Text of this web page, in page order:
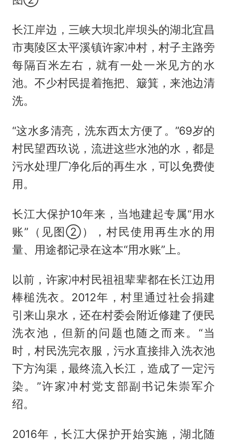
长江岸边，三峡大坝北岸坝头的湖北宜昌
市夷陵区太平溪镇许家冲村，村子主路旁
每隔百米左右，就有一处一米见方的水
池。不少村民提着拖把、簸箕，来池边清
洗。
“这水多清亮，洗东西太方便了。”69岁的
村民望西玖说，流进这些水池的水，都是
污水处理厂净化后的再生水，可以免费使
用。
长江大保护10年来，当地建起专属“用水
账”（见图②），村民使用再生水的用
量、用途都记录在这本“用水账”上。
以前，许家冲村民祖祖辈辈都在长江边用
棒槌洗衣。2012年，村里通过社会捐建
引来山泉水，还在村委会附近修建了便民
洗衣池，但新的问题也随之而来。“当
时，村民洗完衣服，污水直接排入洗衣池
下方沟渠，最终流入长江，造成了一定污
染。”许家冲村党支部副书记朱崇军介
绍。
2016年，长江大保护开始实施，湖北随